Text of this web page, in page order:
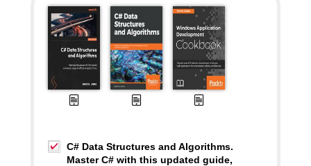
C# Data Structures and Algorithms.
Master C# with this updated guide,